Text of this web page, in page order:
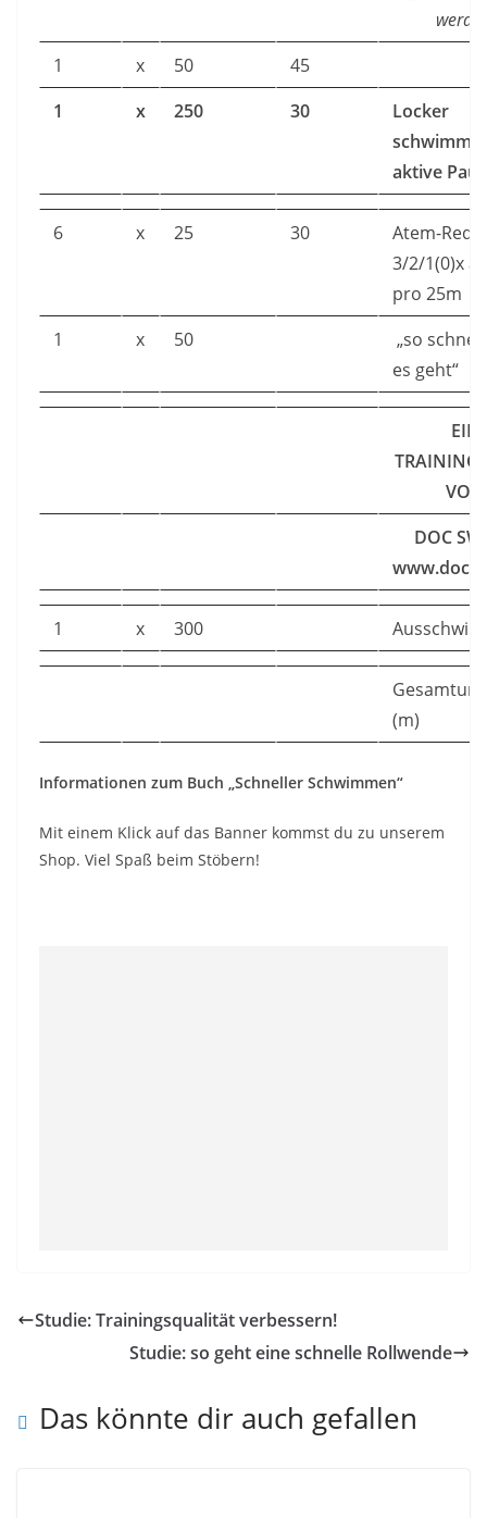
1
x 50
45
1
x 250 30
Locker
aktive
6 x 25 30
Atem-
3/2/1(0)x
pro 25m
1
x 50
„so
es geht“
EIN
VON
DOC
1 x 300
(m)
Informationen zum Buch „Schneller Schwimmen“
Mit einem Klick auf das Banner kommst du zu unserem
Shop. Viel Spaß beim Stöbern!
Studie: Trainingsqualität verbessern!
Studie: so geht eine schnelle Rollwende
Das könnte dir auch gefallen